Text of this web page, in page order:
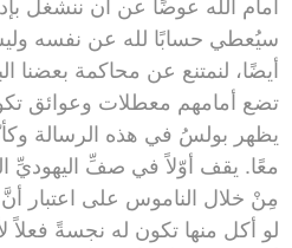
سيُعطي حسابًا لله عن نفسه
أيضًا، لنمتنع عن محاكمة بعضنا
تضع أمامهم معطلات وعوائق
يظهر بولسُ في هذه الرسالة
معًا. يقف أوّلاً في صفِّ اليهوديِّ
مِنْ خلال الناموس على اعتبار
لو أكل منها تكون له نجسةً